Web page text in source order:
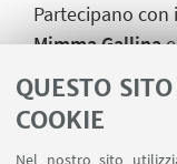
QUESTO
COOKIE
Nel nostro sito
Partecipano con
Mimma Gallina
Emanuela Bizi
Fabio Mangolini